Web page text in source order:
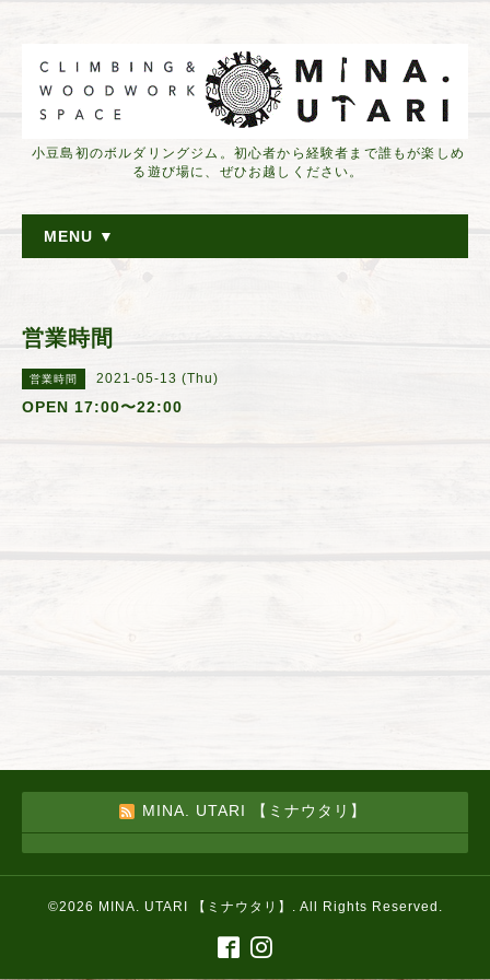
小豆島初のボルダリングジム。初心者から経験者まで誰もが楽しめ
る遊び場に、ぜひお越しください。
MENU ▼
営業時間
営業時間 2021-05-13 (Thu)
OPEN 17:00〜22:00
MINA. UTARI 【ミナウタリ】
©2026 MINA. UTARI 【ミナウタリ】 . All Rights Reserved.